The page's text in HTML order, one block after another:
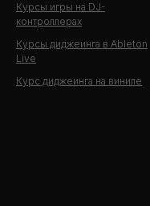
Курсы игры на DJ-
контроллерах
Курсы диджеинга в Ableton
Live
Курс диджеинга на виниле